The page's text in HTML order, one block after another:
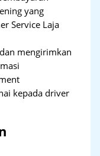
yang
Service Laja
mengirimkan
kepada driver